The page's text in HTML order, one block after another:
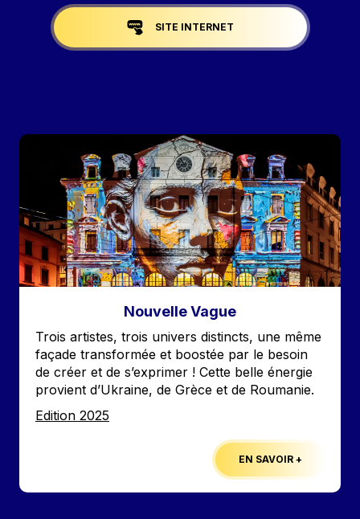
SITE INTERNET
Image
Nouvelle Vague
Accroche
Trois artistes, trois univers distincts, une même
façade transformée et boostée par le besoin
de créer et de s’exprimer ! Cette belle énergie
provient d’Ukraine, de Grèce et de Roumanie.
Edition
Edition 2025
EN SAVOIR +